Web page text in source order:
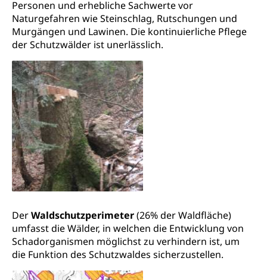
Personen und erhebliche Sachwerte vor
Naturgefahren wie Steinschlag, Rutschungen und
Murgängen und Lawinen. Die kontinuierliche Pflege
der Schutzwälder ist unerlässlich.
DerWaldschutzperimeter(26% der Waldfläche)
umfasst die Wälder, in welchen die Entwicklung von
Schadorganismen möglichst zu verhindern ist, um
die Funktion des Schutzwaldes sicherzustellen.
Zentralschweizer Filmförderung
Schiene und öffentlicher Verkehr
Schienenverkehr, Zugverkehr, Bahnverkehr,
Transportmittel, öffentlicher Verkehr
Verkehrsverbund Luzern VVL
Öffentlicher Verkehr Luzern Mobil
Schifffahrt
Schiffsverkehr, Binnenschifffahrt, Seeschifffahrt,
Flussschifffahrt
Schifffahrt (Strassenverkehrsamt)
Strasse
Autoverkehr, Lastwagenverkehr, Schwerverkehr,
leistungsabhängige Schwerverkehrsabgabe,
Langsamverkehr, Transportmittel, Auto, Motorrad,
Individualverkehr
zentras (Betrieb und Unterhalt LU, OW, NW,
ZG)
Strassenverkehrsamt
Persönliches